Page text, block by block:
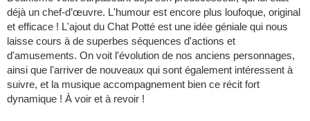
déjà un chef-d’œuvre. L'humour est encore plus loufoque, original
et efficace ! L'ajout du Chat Potté est une idée géniale qui nous
laisse cours à de superbes séquences d'actions et
d'amusements. On voit l'évolution de nos anciens personnages,
ainsi que l'arriver de nouveaux qui sont également intéressent à
suivre, et la musique accompagnement bien ce récit fort
dynamique ! À voir et à revoir !